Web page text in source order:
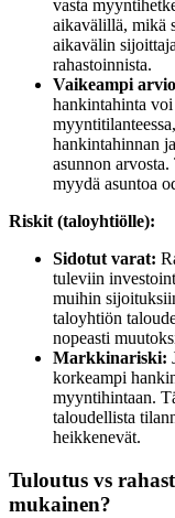
vasta
aikavälillä, mikä
aikavälin
rahastoinnista.
Vaikeampi
hankintahinta
hankintahinnan
asunnon
myydä asuntoa
Riskit (taloyhtiölle):
Sidotut varat:
tuleviin
muihin
taloyhtiön
nopeasti
Markkinariski:
korkeampi
myyntihintaan.
taloudellista
heikkenevät.
Tuloutus vs
mukainen?